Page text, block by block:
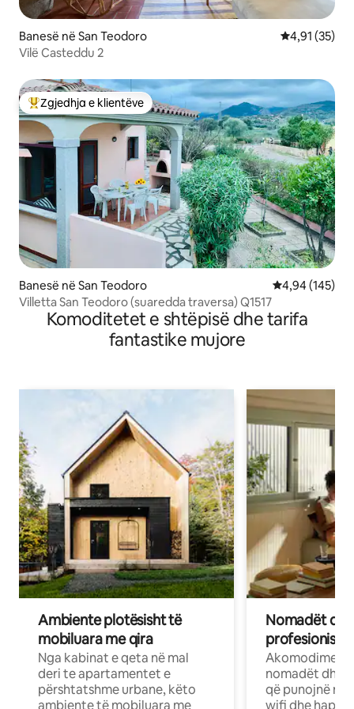
Banesë në San Teodoro Vlerësimi
4,91 (35)
Vilë Casteddu 2
Më të mirat e zgjedhjeve të klientëve
Zgjedhja e klientëve
Banesë në San Teodoro Vlerësimi
4,94 (145)
Villetta San Teodoro (suaredda traversa) Q1517
Komoditetet e shtëpisë dhe tarifa
fantastike mujore
Ambiente plotësisht të
mobiluara me qira
Nga kabinat e qeta në mal
deri te apartamentet e
përshtatshme urbane, këto
ambiente të mobiluara me
Nomadët
Akomodime
nomadët dhe
që punojnë në
wifi dhe